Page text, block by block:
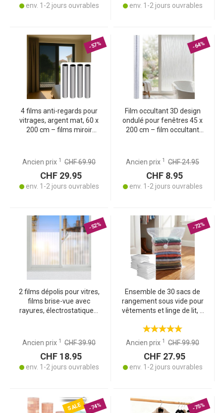
env. 1-2 jours ouvrables env. 1-2 jours ouvrables
-57%
4 films anti-regards pour
vitrages, argent mat, 60 x
200 cm – films miroir
bureaux et pièces de vie
Ancien prix 1 CHF 69.90
CHF 29.95
env. 1-2 jours ouvrables
-64%
Film occultant 3D design
ondulé pour fenêtres 45 x
200 cm – film occultant
décoratif réutilisable
Ancien prix 1 CHF 24.95
CHF 8.95
env. 1-2 jours ouvrables
-52%
2 films dépolis pour vitres,
films brise-vue avec
rayures, électrostatiques,
Ancien prix 1 CHF 39.90
CHF 18.95
env. 1-2 jours ouvrables
-72%
Ensemble de 30 sacs de
rangement sous vide pour
vêtements et linge de lit, 5
parfait pour voyages et
stockage – transparents
Ancien prix 1 CHF 99.90
CHF 27.95
env. 1-2 jours ouvrables
SALE -74% -75%